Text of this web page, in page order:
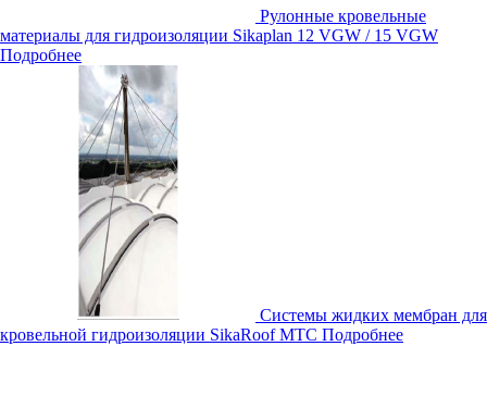
Рулонные кровельные
материалы для гидроизоляции Sikaplan 12 VGW / 15 VGW
Подробнее
Системы жидких мембран для
кровельной гидроизоляции SikaRoof MTC Подробнее